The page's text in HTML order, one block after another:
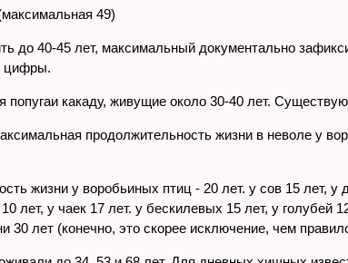
49)
до 40-45 лет, максимальный документально
цифры.
какаду, живущие около 30-40 лет.
продолжительность жизни в неволе у
жизни у воробьиных птиц - 20 лет. у сов 15 лет,
лет, у чаек 17 лет. у бескилевых 15 лет, у
30 лет (конечно, это скорее исключение, чем